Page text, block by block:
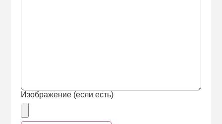
Изображение (если есть)